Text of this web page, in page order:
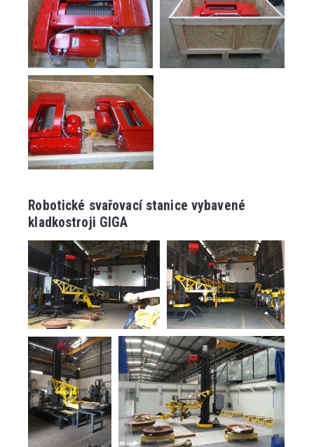
Robotické svařovací stanice vybavené
kladkostroji GIGA